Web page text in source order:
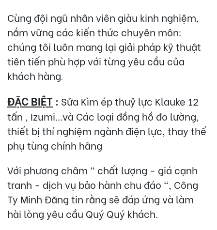
Cùng đội ngũ nhân viên giàu kinh nghiệm,
nắm vững các kiến thức chuyên môn:
chúng tôi luôn mang lại giải pháp kỹ thuật
tiên tiến phù hợp với từng yêu cầu của
khách hàng.
ĐẶC BIỆT: Sửa Kìm ép thuỷ lực Klauke 12
tấn , Izumi...và Các loại đồng hồ đo lường,
thiết bị thí nghiệm ngành điện lực, thay thế
phụ tùng chính hãng
Với phương châm " chất lượng - giá cạnh
tranh - dịch vụ bảo hành chu đáo ", Công
Ty Minh Đăng tin rằng sẽ đáp ứng và làm
hài lòng yêu cầu Quý Quý khách.